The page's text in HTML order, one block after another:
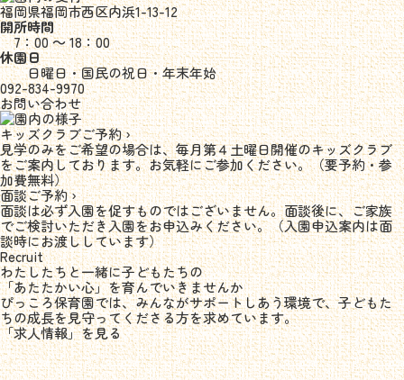
福岡県福岡市西区内浜1-13-12
開所時間
7：00 ～ 18：00
休園日
日曜日・国民の祝日・年末年始
092-834-9970
お問い合わせ
キッズクラブご予約 ›
見学のみをご希望の場合は、毎月第４土曜日開催のキッズクラブ
をご案内しております。お気軽にご参加ください。（要予約・参
加費無料）
面談ご予約 ›
面談は必ず入園を促すものではございません。面談後に、ご家族
でご検討いただき入園をお申込みください。（入園申込案内は面
談時にお渡ししています）
Recruit
わたしたちと一緒に子どもたちの
「あたたかい心」を育んでいきませんか
ぴっころ保育園では、みんながサポートしあう環境で、子どもた
ちの成長を見守ってくださる方を求めています。
「求人情報」を見る